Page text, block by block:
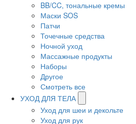
BB/CC, тональные кремы
Маски SOS
Патчи
Точечные средства
Ночной уход
Массажные продукты
Наборы
Другое
Смотреть все
УХОД ДЛЯ ТЕЛА
Уход для шеи и декольте
Уход для рук